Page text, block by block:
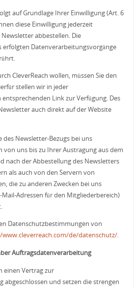
auf Grundlage Ihrer Einwilligung (Art. 6
diese Einwilligung jederzeit
abbestellen. Die
erfolgten Datenverarbeitungsvorgänge
CleverReach wollen, müssen Sie den
stellen wir in jeder
Link zur Verfügung. Des
auch direkt auf der Website
des Newsletter-Bezugs bei uns
von uns bis zu Ihrer Austragung aus dem
nach der Abbestellung des Newsletters
als auch von den Servern von
die zu anderen Zwecken bei uns
Mail-Adressen für den Mitgliederbereich)
Datenschutzbestimmungen von
de/datenschutz/.
Auftragsdatenverarbeitung
einen Vertrag zur
und setzen die strengen